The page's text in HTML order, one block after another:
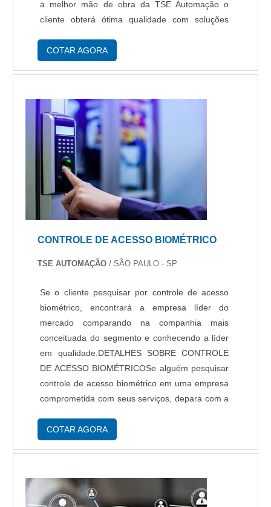
a melhor mão de obra da TSE Automação o
cliente obterá ótima qualidade com soluções
baseado em microcomputadores.MAIS
COTAR AGORA
CONTROLE DE ACESSO BIOMÉTRICO
TSE AUTOMAÇÃO/ SÃO PAULO - SP
Se o cliente pesquisar por controle de acesso
biométrico, encontrará a empresa líder do
mercado comparando na companhia mais
conceituada do segmento e conhecendo a líder
em qualidade.DETALHES SOBRE CONTROLE
DE ACESSO BIOMÉTRICOSe alguém pesquisar
controle de acesso biométrico em uma empresa
comprometida com seus serviços, depara com a
serviço de manutenção de catraca de acesso e
assistência técnic...
COTAR AGORA